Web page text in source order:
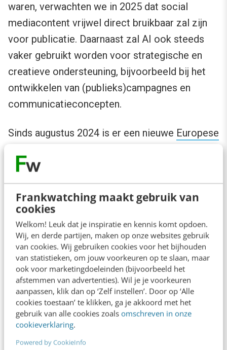
Frankwatching maakt gebruik van
cookies
Welkom! Leuk dat je inspiratie en kennis komt opdoen.
Wij, en derde partijen, maken op onze websites gebruik
van cookies. Wij gebruiken cookies voor het bijhouden
van statistieken, om jouw voorkeuren op te slaan, maar
ook voor marketingdoeleinden (bijvoorbeeld het
afstemmen van advertenties). Wil je je voorkeuren
aanpassen, klik dan op ‘Zelf instellen’. Door op ‘Alle
cookies toestaan’ te klikken, ga je akkoord met het
gebruik van alle cookies zoals omschreven in onze
cookieverklaring.
Powered by CookieInfo
waren, verwachten we in 2025 dat social
mediacontent vrijwel direct bruikbaar zal zijn
voor publicatie. Daarnaast zal AI ook steeds
vaker gebruikt worden voor strategische en
creatieve ondersteuning, bijvoorbeeld bij het
ontwikkelen van (publieks)campagnes en
communicatieconcepten.
Sinds augustus 2024 is er een nieuwe Europese
2025 verder aan de slag met AI, maar nu
duidelijke wettelijke kaders. Zo blijft het
gebruik van AI eerlijk, transparant en
verantwoord.
4. Contentstrategie: van papier naar
praktijk
We zien steeds meer publieke organisaties
afscheid nemen van het ad-hoc of op gevoel
plaatsen van content. Die trend benoemden we
vorig jaaral. Dit geldt in eerste instantie voor